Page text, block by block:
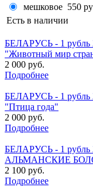
мешковое 550
Есть в наличии
БЕЛАРУСЬ - 1
"Животный мир
2 000 руб.
Подробнее
БЕЛАРУСЬ - 1 рубль
"Птица года"
2 000 руб.
Подробнее
БЕЛАРУСЬ - 1
АЛЬМАНСКИЕ
2 100 руб.
Подробнее